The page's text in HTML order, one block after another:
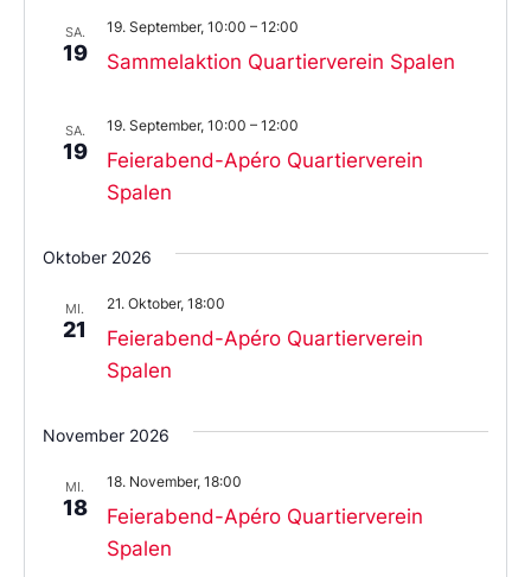
SA.
19 Sammelaktion Quartierverein Spalen
19. September, 10:00 – 12:00
SA.
19
Feierabend-Apéro Quartierverein
Spalen
19. September, 10:00 – 12:00
Oktober 2026
MI.
21
Feierabend-Apéro Quartierverein
Spalen
21. Oktober, 18:00
November 2026
MI.
18
Feierabend-Apéro Quartierverein
Spalen
18. November, 18:00